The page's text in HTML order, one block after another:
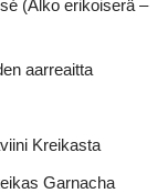
(Alko erikoiserä –
aarreaitta
Kreikasta
Garnacha